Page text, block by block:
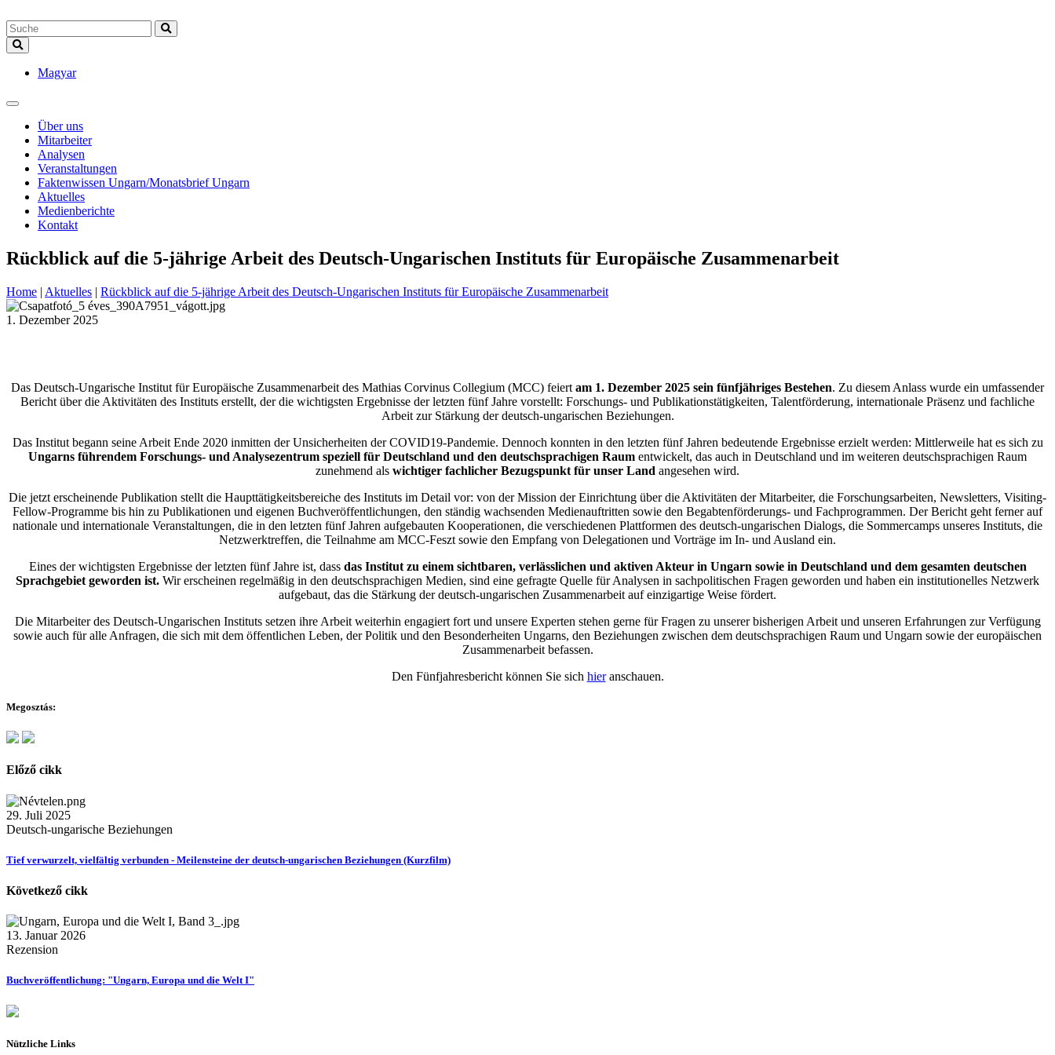
Magyar
Über uns
Mitarbeiter
Analysen
Veranstaltungen
Faktenwissen Ungarn/Monatsbrief Ungarn
Aktuelles
Medienberichte
Kontakt
Rückblick auf die 5-jährige Arbeit des Deutsch-Ungarischen Instituts für Europäische Zusammenarbeit
Home | Aktuelles | Rückblick auf die 5-jährige Arbeit des Deutsch-Ungarischen Instituts für Europäische Zusammenarbeit
1. Dezember 2025
Das Deutsch-Ungarische Institut für Europäische Zusammenarbeit des Mathias Corvinus Collegium (MCC) feiert am 1. Dezember 2025 sein fünfjähriges Bestehen. Zu diesem Anlass wurde ein umfassender
Bericht über die Aktivitäten des Instituts erstellt, der die wichtigsten Ergebnisse der letzten fünf Jahre vorstellt: Forschungs- und Publikationstätigkeiten, Talentförderung, internationale Präsenz und fachliche
Arbeit zur Stärkung der deutsch-ungarischen Beziehungen.
Das Institut begann seine Arbeit Ende 2020 inmitten der Unsicherheiten der COVID19-Pandemie. Dennoch konnten in den letzten fünf Jahren bedeutende Ergebnisse erzielt werden: Mittlerweile hat es sich zu
Ungarns führendem Forschungs- und Analysezentrum speziell für Deutschland und den deutschsprachigen Raum entwickelt, das auch in Deutschland und im weiteren deutschsprachigen Raum
zunehmend als wichtiger fachlicher Bezugspunkt für unser Land angesehen wird.
Die jetzt erscheinende Publikation stellt die Haupttätigkeitsbereiche des Instituts im Detail vor: von der Mission der Einrichtung über die Aktivitäten der Mitarbeiter, die Forschungsarbeiten, Newsletters, Visiting-
Fellow-Programme bis hin zu Publikationen und eigenen Buchveröffentlichungen, den ständig wachsenden Medienauftritten sowie den Begabtenförderungs- und Fachprogrammen. Der Bericht geht ferner auf
nationale und internationale Veranstaltungen, die in den letzten fünf Jahren aufgebauten Kooperationen, die verschiedenen Plattformen des deutsch-ungarischen Dialogs, die Sommercamps unseres Instituts, die
Netzwerktreffen, die Teilnahme am MCC-Feszt sowie den Empfang von Delegationen und Vorträge im In- und Ausland ein.
Eines der wichtigsten Ergebnisse der letzten fünf Jahre ist, dass das Institut zu einem sichtbaren, verlässlichen und aktiven Akteur in Ungarn sowie in Deutschland und dem gesamten deutschen
Sprachgebiet geworden ist. Wir erscheinen regelmäßig in den deutschsprachigen Medien, sind eine gefragte Quelle für Analysen in sachpolitischen Fragen geworden und haben ein institutionelles Netzwerk
aufgebaut, das die Stärkung der deutsch-ungarischen Zusammenarbeit auf einzigartige Weise fördert.
Die Mitarbeiter des Deutsch-Ungarischen Instituts setzen ihre Arbeit weiterhin engagiert fort und unsere Experten stehen gerne für Fragen zu unserer bisherigen Arbeit und unseren Erfahrungen zur Verfügung
sowie auch für alle Anfragen, die sich mit dem öffentlichen Leben, der Politik und den Besonderheiten Ungarns, den Beziehungen zwischen dem deutschsprachigen Raum und Ungarn sowie der europäischen
Zusammenarbeit befassen.
Den Fünfjahresbericht können Sie sich hieranschauen.
Megosztás:
Előző cikk
29. Juli 2025
Deutsch-ungarische Beziehungen
Tief verwurzelt, vielfältig verbunden - Meilensteine der deutsch-ungarischen Beziehungen (Kurzfilm)
Következő cikk
13. Januar 2026
Rezension
Buchveröffentlichung: "Ungarn, Europa und die Welt I"
Nützliche Links